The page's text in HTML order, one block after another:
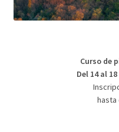
Curso de
Del 14 al
hasta